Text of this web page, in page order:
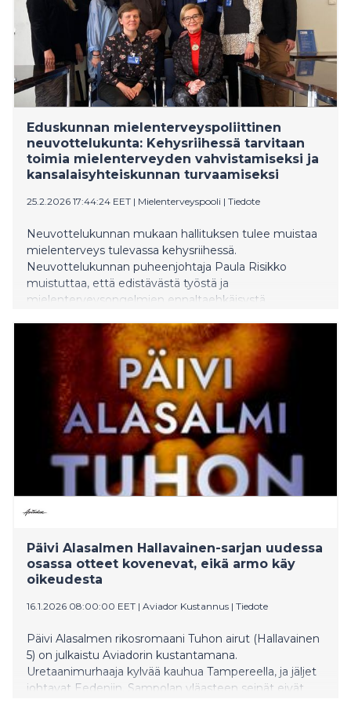
Eduskunnan mielenterveyspoliittinen
neuvottelukunta: Kehysriihessä tarvitaan
toimia mielenterveyden vahvistamiseksi ja
kansalaisyhteiskunnan turvaamiseksi
25.2.2026 17:44:24 EET | Mielenterveyspooli | Tiedote
Neuvottelukunnan mukaan hallituksen tulee muistaa
mielenterveys tulevassa kehysriihessä.
Neuvottelukunnan puheenjohtaja Paula Risikko
muistuttaa, että edistävästä työstä ja
mielenterveysongelmien ennaltaehkäisystä
Päivi Alasalmen Hallavainen-sarjan uudessa
osassa otteet kovenevat, eikä armo käy
oikeudesta
16.1.2026 08:00:00 EET | Aviador Kustannus | Tiedote
Päivi Alasalmen rikosromaani Tuhon airut (Hallavainen
5) on julkaistu Aviadorin kustantamana.
Uretaanimurhaaja kylvää kauhua Tampereella, ja jäljet
johtavat Eedeniin. Sampolan yläasteen seinät eivät